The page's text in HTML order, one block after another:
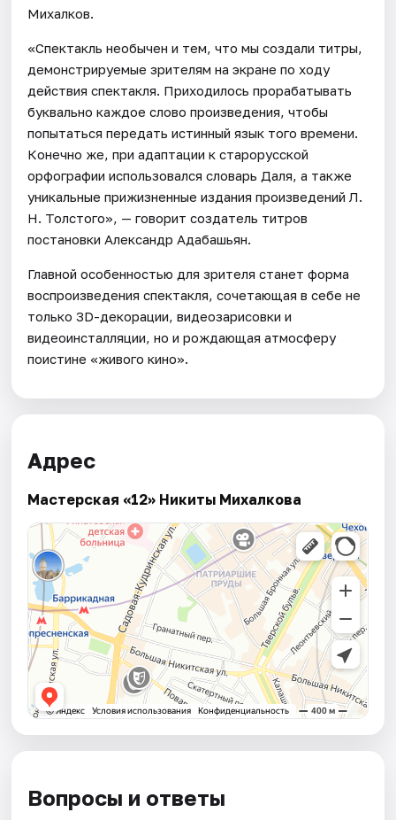
Михалков.
«Спектакль необычен и тем, что мы создали титры,
демонстрируемые зрителям на экране по ходу
действия спектакля. Приходилось прорабатывать
буквально каждое слово произведения, чтобы
попытаться передать истинный язык того времени.
Конечно же, при адаптации к старорусской
орфографии использовался словарь Даля, а также
уникальные прижизненные издания произведений Л.
Н. Толстого», — говорит создатель титров
постановки Александр Адабашьян.
Главной особенностью для зрителя станет форма
воспроизведения спектакля, сочетающая в себе не
только 3D-декорации, видеозарисовки и
видеоинсталляции, но и рождающая атмосферу
поистине «живого кино».
Адрес
Мастерская «12» Никиты Михалкова
Вопросы и ответы